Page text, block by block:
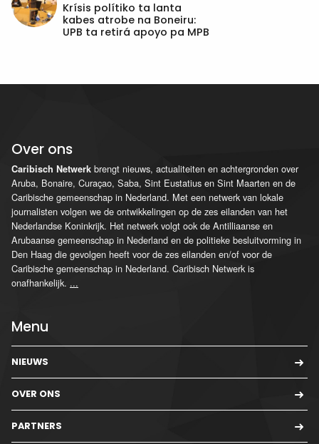
Krísis polítiko ta lanta
kabes atrobe na Boneiru:
UPB ta retirá apoyo pa MPB
Over ons
Caribisch Netwerk brengt nieuws, actualiteiten en achtergronden over
Aruba, Bonaire, Curaçao, Saba, Sint Eustatius en Sint Maarten en de
Caribische gemeenschap in Nederland. Met een netwerk van lokale
journalisten volgen we de ontwikkelingen op de zes eilanden van het
Nederlandse Koninkrijk. Het netwerk volgt ook de Antilliaanse en
Arubaanse gemeenschap in Nederland en de politieke besluitvorming in
Den Haag die gevolgen heeft voor de zes eilanden en/of voor de
Caribische gemeenschap in Nederland. Caribisch Netwerk is
onafhankelijk. ...
Menu
NIEUWS
OVER ONS
PARTNERS